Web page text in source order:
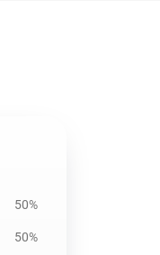
50%
50%